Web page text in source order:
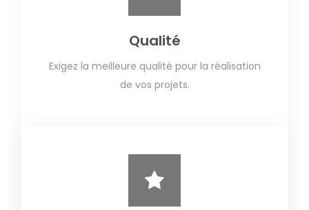
Qualité
Exigez la meilleure qualité pour la réalisation
de vos projets.